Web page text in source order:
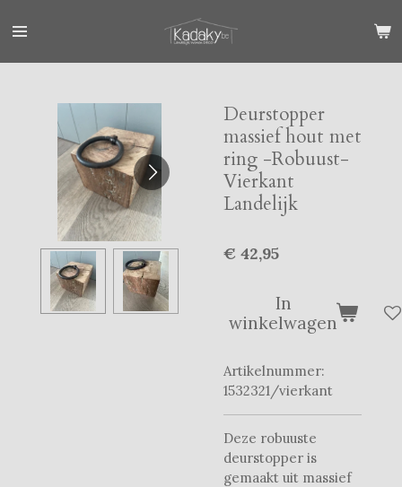
direct
Deurstopper
massief hout met
ring -Robuust-
Vierkant
Landelijk
€ 42,95
In
winkelwagen
Artikelnummer:
1532321/vierkant
Deze robuuste
deurstopper is
gemaakt uit massief